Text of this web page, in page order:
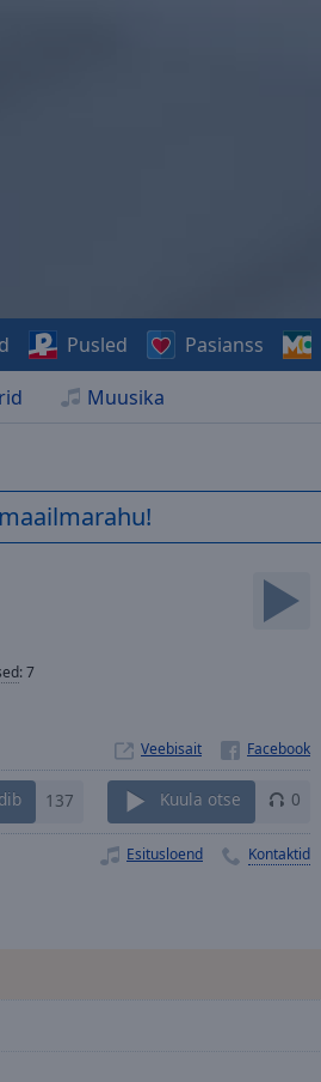
Muusika
Pusled Pasianss
:7
Veebisait
137 Kuula otse 0
Esitusloend Kontaktid